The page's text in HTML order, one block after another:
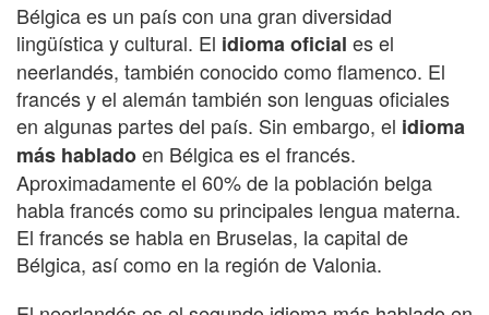
Bélgica es un país con una gran diversidad
lingüística y cultural. El idioma oficial es el
neerlandés, también conocido como flamenco. El
francés y el alemán también son lenguas oficiales
en algunas partes del país. Sin embargo, el idioma
más habladoen Bélgica es el francés.
Aproximadamente el 60% de la población belga
habla francés como su principales lengua materna.
El francés se habla en Bruselas, la capital de
Bélgica, así como en la región de Valonia.